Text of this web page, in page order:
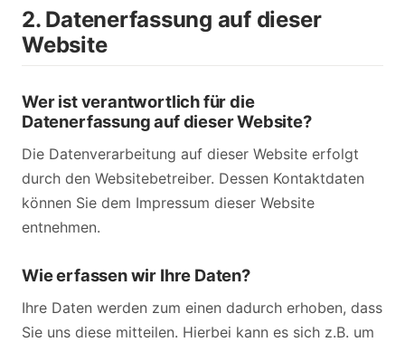
2. Datenerfassung auf dieser
Website
Wer ist verantwortlich für die
Datenerfassung auf dieser Website?
Die Datenverarbeitung auf dieser Website erfolgt
durch den Websitebetreiber. Dessen Kontaktdaten
können Sie dem Impressum dieser Website
entnehmen.
Wie erfassen wir Ihre Daten?
Ihre Daten werden zum einen dadurch erhoben, dass
Sie uns diese mitteilen. Hierbei kann es sich z.B. um